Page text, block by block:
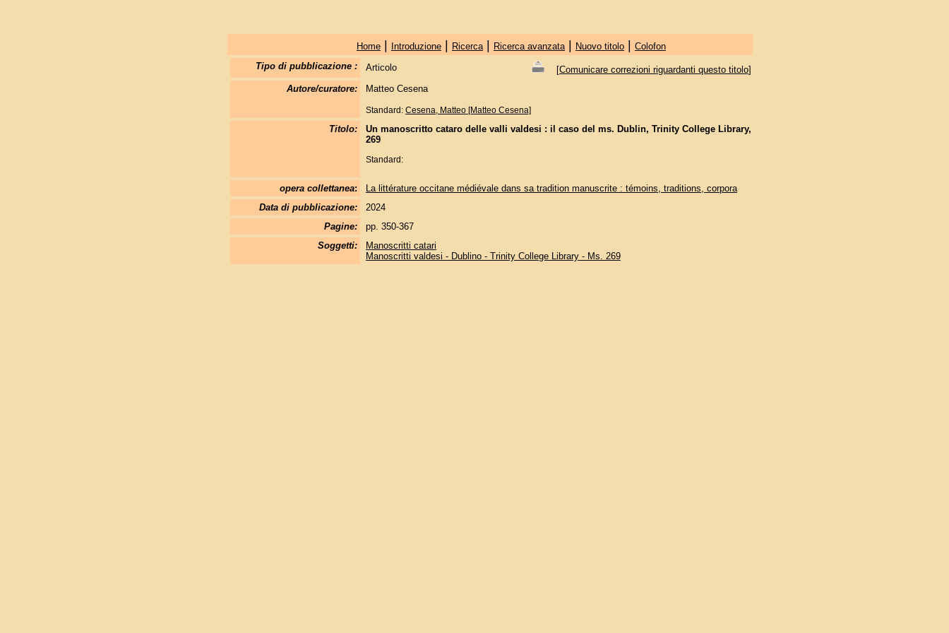
Home| Introduzione| Ricerca| Ricerca avanzata| Nuovo titolo| Colofon
Tipo di pubblicazione :
Articolo [Comunicare correzioni riguardanti questo titolo]
Autore/curatore:
Matteo Cesena
Standard: Cesena, Matteo [Matteo Cesena]
Titolo:
Un manoscritto cataro delle valli valdesi : il caso del ms. Dublin, Trinity College Library,
269
Standard:
opera collettanea:
La littérature occitane médiévale dans sa tradition manuscrite : témoins, traditions, corpora
Data di pubblicazione:
2024
Pagine:
pp. 350-367
Soggetti:
Manoscritti catari
Manoscritti valdesi - Dublino - Trinity College Library - Ms. 269